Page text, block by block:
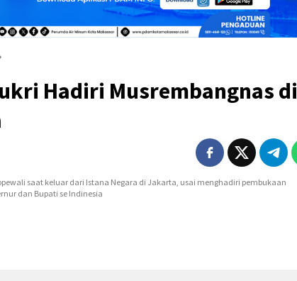
Hadiri Musrembangnas di